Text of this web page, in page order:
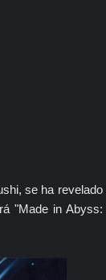
se ha revelado
"Made in Abyss: